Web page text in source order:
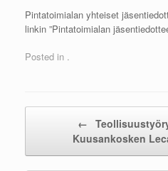
Pintatoimialan yhteiset
linkin ”Pintatoimialan
Posted in .
←
Kuusankosken